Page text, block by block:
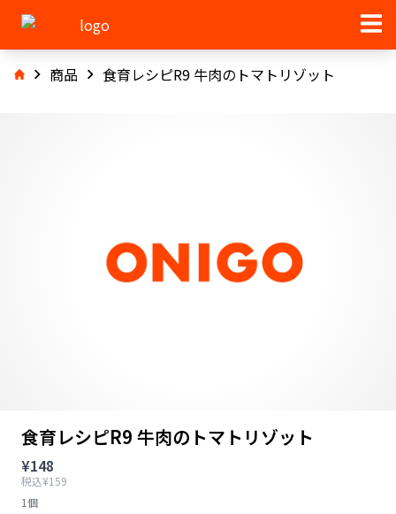
商品 食育レシピR9 牛肉のトマトリゾット
食育レシピR9 牛肉のトマトリゾット
¥148
税込¥159
1個